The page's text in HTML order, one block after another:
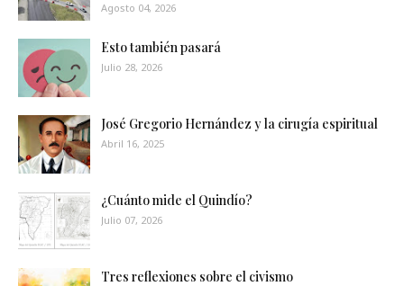
Agosto 04, 2026
Esto también pasará
Julio 28, 2026
José Gregorio Hernández y la cirugía espiritual
Abril 16, 2025
¿Cuánto mide el Quindío?
Julio 07, 2026
Tres reflexiones sobre el civismo